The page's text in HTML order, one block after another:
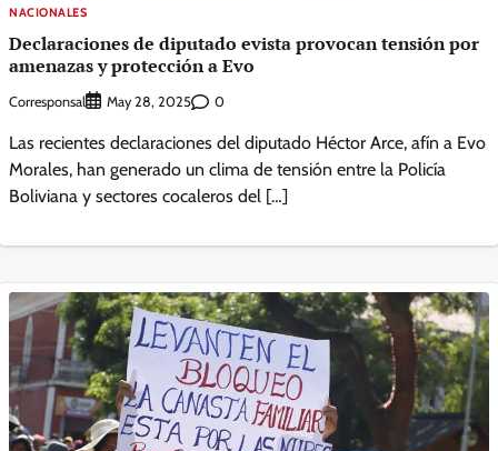
NACIONALES
Declaraciones de diputado evista provocan tensión por
amenazas y protección a Evo
Corresponsal May 28, 2025 0
Las recientes declaraciones del diputado Héctor Arce, afín a Evo
Morales, han generado un clima de tensión entre la Policía
Boliviana y sectores cocaleros del […]